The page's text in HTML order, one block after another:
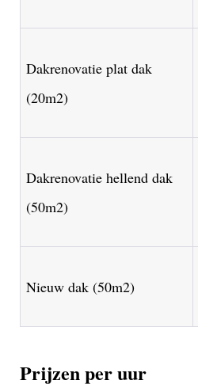
Dakrenovatie plat dak
(20m2)
Dakrenovatie hellend dak
(50m2)
Nieuw dak (50m2)
Prijzen per uur